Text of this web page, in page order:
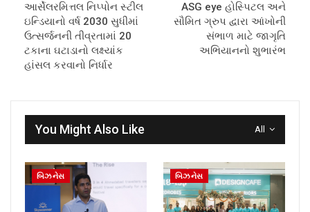
આર્સેલરમિત્તલ નિપ્પોન સ્ટીલ
ઇન્ડિયાનો વર્ષ 2030 સુધીમાં
ઉત્સર્જનની તીવ્રતામાં 20
ટકાના ઘટાડાનો લક્ષ્યાંક
હાંસલ કરવાનો નિર્ધાર
ASG eye હોસ્પિટલ અને
સૌમિત ગ્રુપ દ્વારા આંખોની
સંભાળ માટે જાગૃતિ
અભિયાનનો શુભારંભ
All
You Might Also Like
બિઝનેસ બિઝનેસ